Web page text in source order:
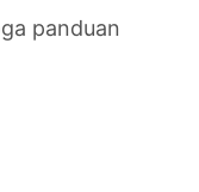
panduan